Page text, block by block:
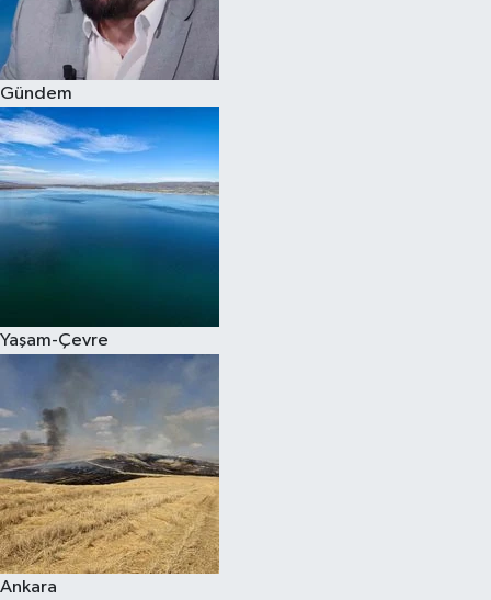
Gündem
Yaşam-Çevre
Ankara
Spor
Burç Yorumları
Çocuk
Eğitim
Kim kimdir?
Kültür Sanat
Sağlık
Siyaset